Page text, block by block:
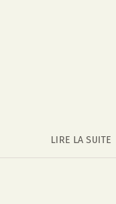
LIRE LA SUITE